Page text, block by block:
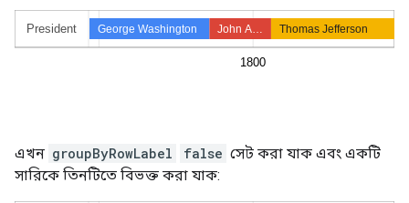
এখন groupByRowLabel false সেট করা যাক এবং একটি
সারিকে তিনটিতে বিভক্ত করা যাক: